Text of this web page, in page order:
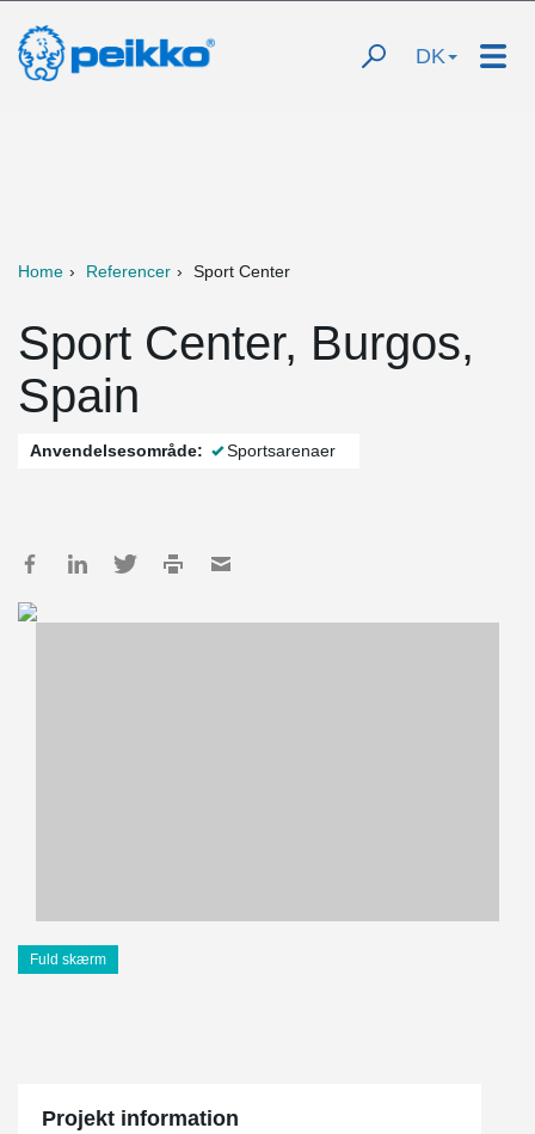
DK
Home Referencer Sport Center
Sport Center, Burgos,
Spain
Anvendelsesområde: Sportsarenaer
Fuld skærm
Projekt information